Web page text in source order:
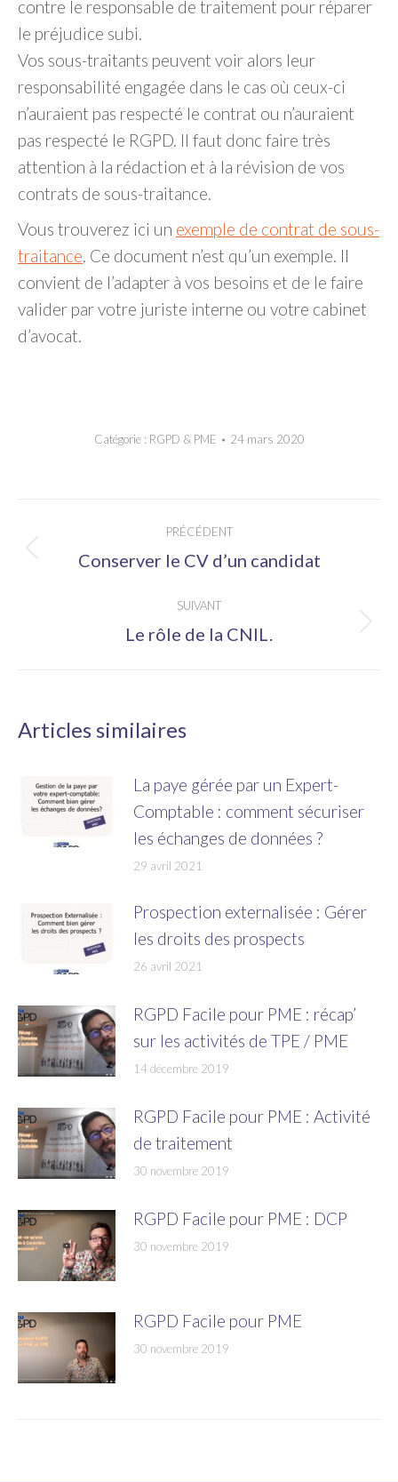
contre le responsable de traitement pour réparer
le préjudice subi.
Vos sous-traitants peuvent voir alors leur
responsabilité engagée dans le cas où ceux-ci
n’auraient pas respecté le contrat ou n’auraient
pas respecté le RGPD. Il faut donc faire très
attention à la rédaction et à la révision de vos
contrats de sous-traitance.
Vous trouverez ici un exemple de contrat de sous-
traitance. Ce document n’est qu’un exemple. Il
convient de l’adapter à vos besoins et de le faire
valider par votre juriste interne ou votre cabinet
d’avocat.
Catégorie : RGPD & PME 24 mars 2020
article
PRÉCÉDENT
Article
:
Conserver le CV d’un candidat
SUIVANT
Article
Le rôle de la CNIL.
Articles similaires
La paye gérée par un Expert-
Comptable : comment sécuriser
les échanges de données ?
29 avril 2021
Prospection externalisée : Gérer
les droits des prospects
26 avril 2021
RGPD Facile pour PME : récap’
sur les activités de TPE / PME
14 décembre 2019
RGPD Facile pour PME : Activité
de traitement
30 novembre 2019
RGPD Facile pour PME : DCP
30 novembre 2019
RGPD Facile pour PME
30 novembre 2019